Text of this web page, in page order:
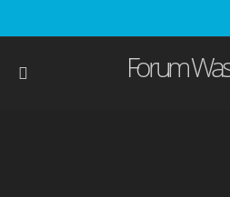
Forum